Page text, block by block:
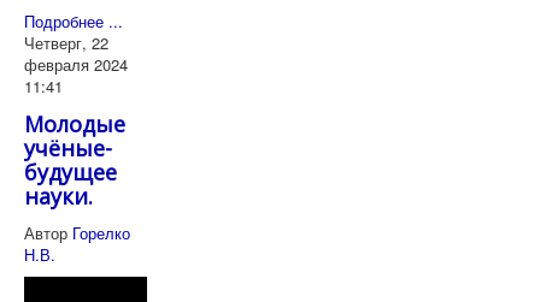
Подробнее ...
Четверг, 22
февраля 2024
11:41
Молодые
учёные-
будущее
науки.
Автор Горелко
Н.В.